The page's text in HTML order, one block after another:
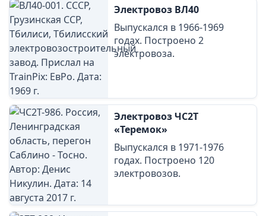
Электровоз ВЛ40
Выпускался в 1966-1969
годах. Построено 2
электровоза.
Электровоз ЧС2Т
«Теремок»
Выпускался в 1971-1976
годах. Построено 120
электровозов.